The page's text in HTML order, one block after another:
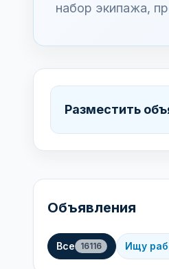
набор экипажа,
Разместить
Объявления
Все 16116 Ищу